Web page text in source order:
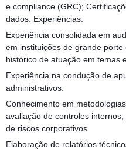
e compliance (GRC);
dados. Experiências.
Experiência consolidada em
em instituições de grande
histórico de atuação em temas
Experiência na condução de
administrativos.
Conhecimento em
avaliação de controles
de riscos corporativos.
Elaboração de relatórios